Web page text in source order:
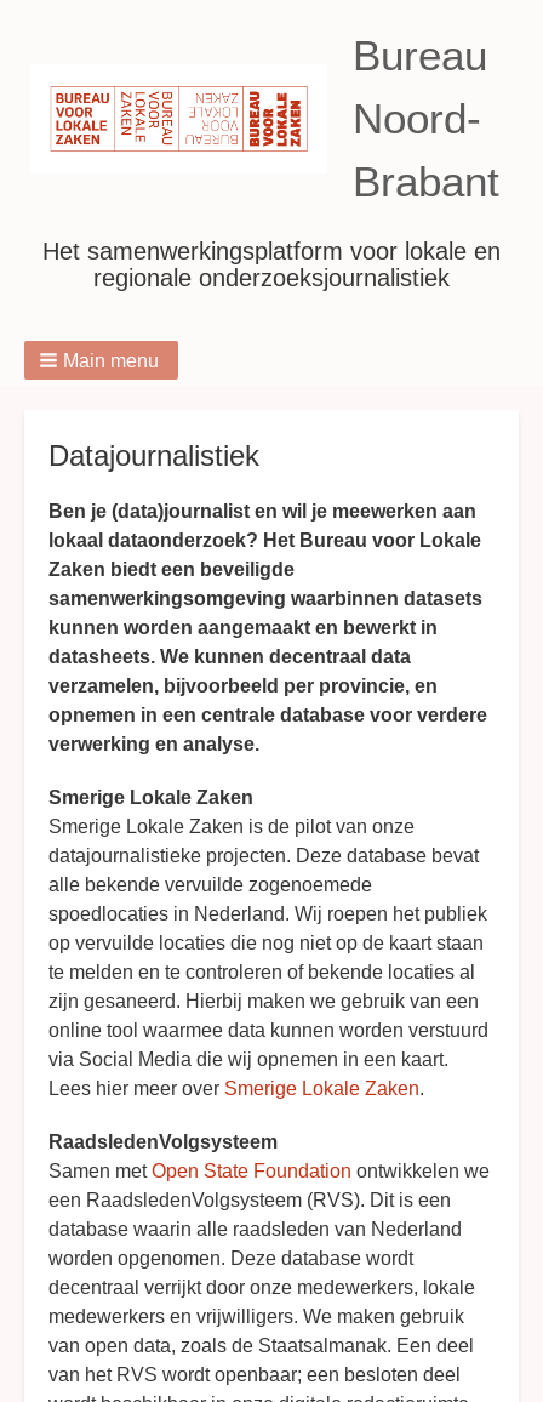
Bureau
Noord-
Brabant
Het samenwerkingsplatform voor lokale en
regionale onderzoeksjournalistiek
Main menu
Datajournalistiek
Ben je (data)journalist en wil je meewerken aan
lokaal dataonderzoek? Het Bureau voor Lokale
Zaken biedt een beveiligde
samenwerkingsomgeving waarbinnen datasets
kunnen worden aangemaakt en bewerkt in
datasheets. We kunnen decentraal data
verzamelen, bijvoorbeeld per provincie, en
opnemen in een centrale database voor verdere
verwerking en analyse.
Smerige Lokale Zaken
Smerige Lokale Zaken is de pilot van onze
datajournalistieke projecten. Deze database bevat
alle bekende vervuilde zogenoemede
spoedlocaties in Nederland. Wij roepen het publiek
op vervuilde locaties die nog niet op de kaart staan
te melden en te controleren of bekende locaties al
zijn gesaneerd. Hierbij maken we gebruik van een
online tool waarmee data kunnen worden verstuurd
via Social Media die wij opnemen in een kaart.
Lees hier meer over Smerige Lokale Zaken.
RaadsledenVolgsysteem
Samen metOpen State Foundation ontwikkelen we
een RaadsledenVolgsysteem (RVS). Dit is een
database waarin alle raadsleden van Nederland
worden opgenomen. Deze database wordt
decentraal verrijkt door onze medewerkers, lokale
medewerkers en vrijwilligers. We maken gebruik
van open data, zoals de Staatsalmanak. Een deel
van het RVS wordt openbaar; een besloten deel